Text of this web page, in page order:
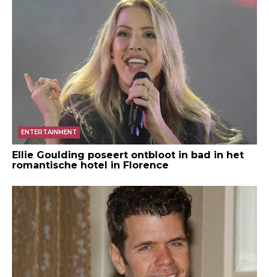
ENTERTAINMENT
Ellie Goulding poseert ontbloot in bad in het
romantische hotel in Florence